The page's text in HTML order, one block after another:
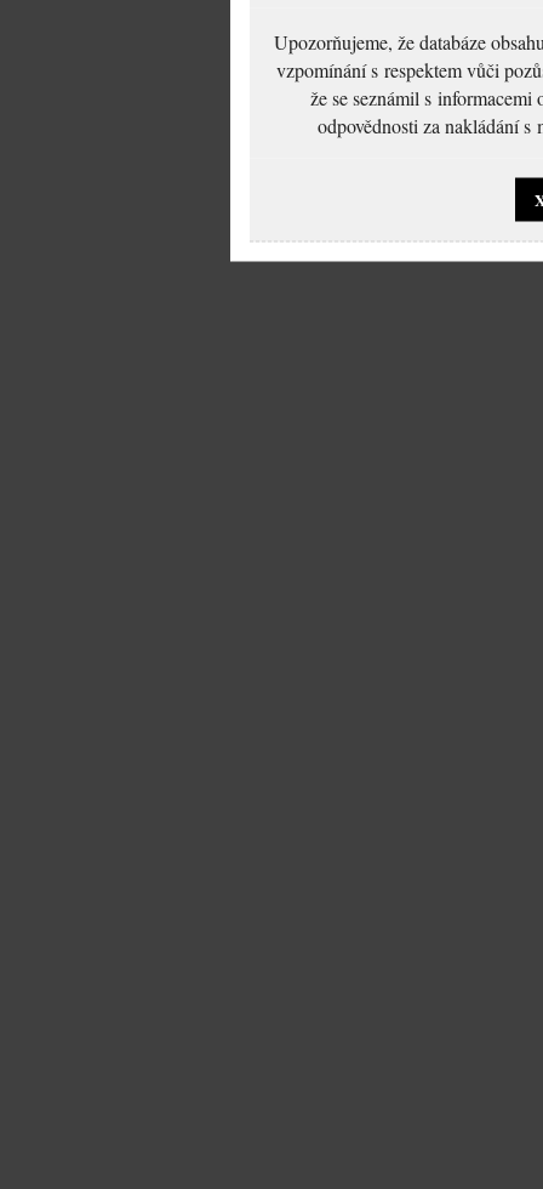
Upozorňujeme, že databáze
vzpomínání s respektem vůči
že se seznámil s
odpovědnosti za nakládání